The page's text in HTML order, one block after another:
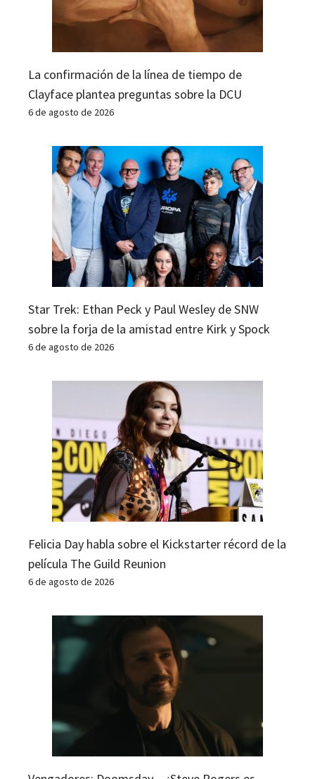
La confirmación de la línea de tiempo de
Clayface plantea preguntas sobre la DCU
6 de agosto de 2026
Star Trek: Ethan Peck y Paul Wesley de SNW
sobre la forja de la amistad entre Kirk y Spock
6 de agosto de 2026
Felicia Day habla sobre el Kickstarter récord de la
película The Guild Reunion
6 de agosto de 2026